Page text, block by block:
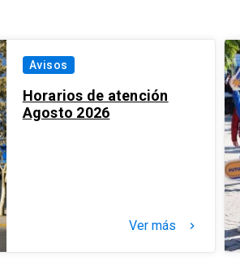
Avisos
Horarios de atención
Agosto 2026
Ver más keyboard_arrow_right